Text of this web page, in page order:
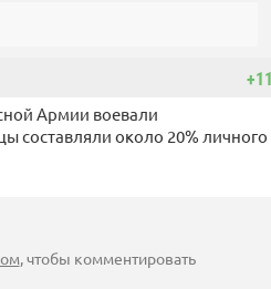
+11
Армии воевали
составляли около 20% личного
, чтобы комментировать